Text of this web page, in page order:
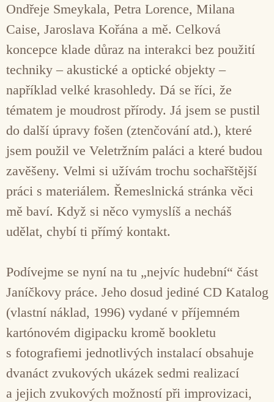
Ondřeje Smeykala, Petra Lorence, Milana
Caise, Jaroslava Kořána a mě. Celková
koncepce klade důraz na interakci bez použití
techniky – akustické a optické objekty –
například velké krasohledy. Dá se říci, že
tématem je moudrost přírody. Já jsem se pustil
do další úpravy fošen (ztenčování atd.), které
jsem použil ve Veletržním paláci a které budou
zavěšeny. Velmi si užívám trochu sochařštější
práci s materiálem. Řemeslnická stránka věci
mě baví. Když si něco vymyslíš a necháš
udělat, chybí ti přímý kontakt.
Podívejme se nyní na tu „nejvíc hudební“ část
Janíčkovy práce. Jeho dosud jediné CD Katalog
(vlastní náklad, 1996) vydané v příjemném
kartónovém digipacku kromě bookletu
s fotografiemi jednotlivých instalací obsahuje
dvanáct zvukových ukázek sedmi realizací
a jejich zvukových možností při improvizaci,